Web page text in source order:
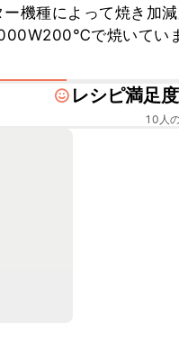
機種によって焼き加
で焼いてい
レシピ満足度
10 人